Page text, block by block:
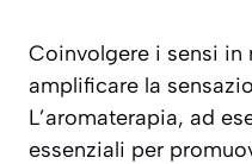
Coinvolgere i sensi
amplificare la
L’aromaterapia, ad
essenziali per